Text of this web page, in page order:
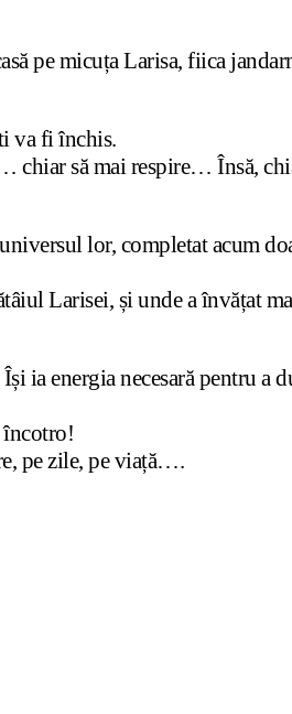
pe micuța Larisa, fiica
va fi închis.
chiar să mai respire… Însă,
lor, completat acum
Larisei, și unde a învățat
ia energia necesară pentru a
încotro!
pe zile, pe viață….